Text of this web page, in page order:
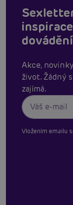
dovádění
Akce,
život. Žádný
zajímá.
Vložením emailu